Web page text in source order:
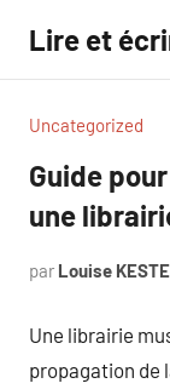
contenu
Lire et
Uncategorized
Guide
une
par Louise
Une librairie
propagation de